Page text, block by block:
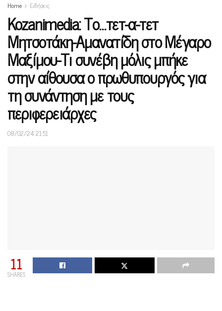
Home Ειδήσεις
Kozanimedia: Το…τετ-α-τετ
Μητσοτάκη-Αμανατίδη στο Μέγαρο
Μαξίμου-Τι συνέβη μόλις μπήκε
στην αίθουσα ο πρωθυπουργός για
τη συνάντηση με τους
περιφερειάρχες
08/02/24 21:51
11
SHARES